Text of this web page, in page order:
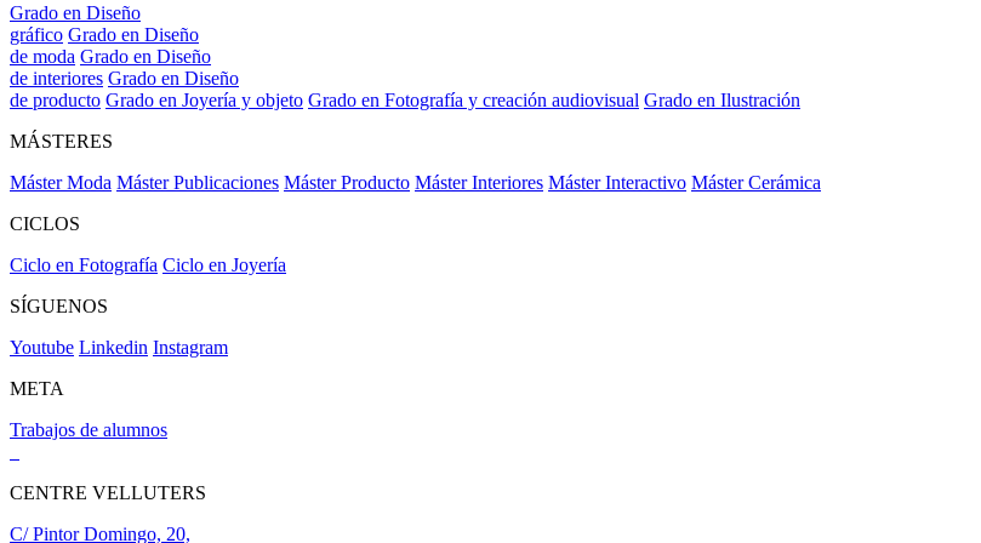
Grado en Diseño
gráfico Grado en Diseño
de moda Grado en Diseño
de interiores Grado en Diseño
de producto Grado en Joyería y objeto Grado en Fotografía y creación audiovisual Grado en Ilustración
MÁSTERES
Máster Moda Máster Publicaciones Máster Producto Máster Interiores Máster Interactivo Máster Cerámica
CICLOS
Ciclo en Fotografía Ciclo en Joyería
SÍGUENOS
Youtube Linkedin Instagram
META
Trabajos de alumnos
CENTRE VELLUTERS
C/ Pintor Domingo, 20,